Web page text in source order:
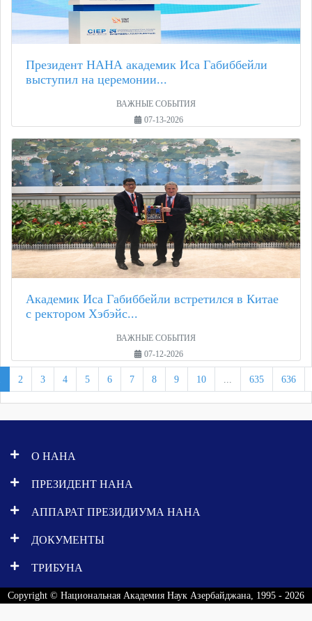
Президент НАНА академик Иса Габиббейли
выступил на церемонии...
ВАЖНЫЕ СОБЫТИЯ
07-13-2026
Академик Иса Габиббейли встретился в Китае
с ректором Хэбэйс...
ВАЖНЫЕ СОБЫТИЯ
07-12-2026
2 3 4 5 6 7 8 9 10 ... 635 636
О НАНА
ПРЕЗИДЕНТ НАНА
АППАРАТ ПРЕЗИДИУМА НАНА
ДОКУМЕНТЫ
ТРИБУНА
Copyright © Национальная Академия Наук Азербайджана, 1995 - 2026